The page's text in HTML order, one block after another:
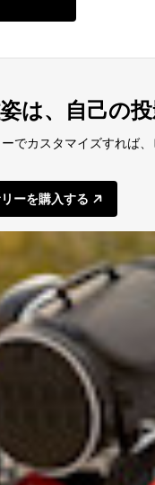
は、自己の投
でカスタマイズすれば
ーを購入する